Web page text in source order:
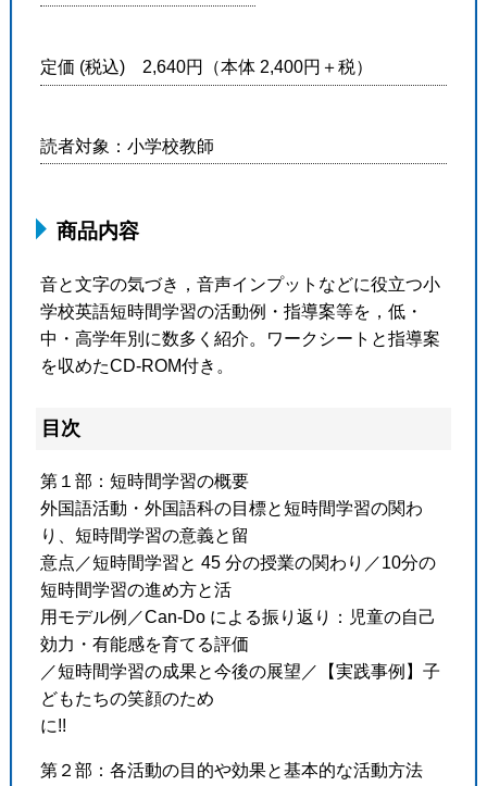
定価 (税込) 2,640円（本体 2,400円＋税）
読者対象：小学校教師
商品内容
音と文字の気づき，音声インプットなどに役立つ小
学校英語短時間学習の活動例・指導案等を，低・
中・高学年別に数多く紹介。ワークシートと指導案
を収めたCD-ROM付き。
目次
第１部：短時間学習の概要
外国語活動・外国語科の目標と短時間学習の関わ
り、短時間学習の意義と留
意点／短時間学習と 45 分の授業の関わり／10分の
短時間学習の進め方と活
用モデル例／Can-Do による振り返り：児童の自己
効力・有能感を育てる評価
／短時間学習の成果と今後の展望／【実践事例】子
どもたちの笑顔のため
に!!
第２部：各活動の目的や効果と基本的な活動方法